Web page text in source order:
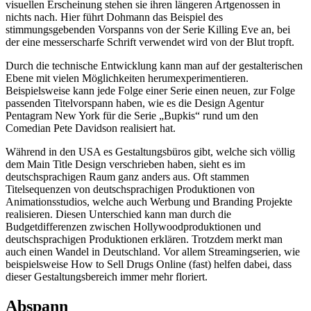
visuellen Erscheinung stehen sie ihren längeren Artgenossen in
nichts nach. Hier führt Dohmann das Beispiel des
stimmungsgebenden Vorspanns von der Serie Killing Eve an, bei
der eine messerscharfe Schrift verwendet wird von der Blut tropft.
Durch die technische Entwicklung kann man auf der gestalterischen
Ebene mit vielen Möglichkeiten herumexperimentieren.
Beispielsweise kann jede Folge einer Serie einen neuen, zur Folge
passenden Titelvorspann haben, wie es die Design Agentur
Pentagram New York für die Serie „Bupkis“ rund um den
Comedian Pete Davidson realisiert hat.
Während in den USA es Gestaltungsbüros gibt, welche sich völlig
dem Main Title Design verschrieben haben, sieht es im
deutschsprachigen Raum ganz anders aus. Oft stammen
Titelsequenzen von deutschsprachigen Produktionen von
Animationsstudios, welche auch Werbung und Branding Projekte
realisieren. Diesen Unterschied kann man durch die
Budgetdifferenzen zwischen Hollywoodproduktionen und
deutschsprachigen Produktionen erklären. Trotzdem merkt man
auch einen Wandel in Deutschland. Vor allem Streamingserien, wie
beispielsweise How to Sell Drugs Online (fast) helfen dabei, dass
dieser Gestaltungsbereich immer mehr floriert.
Abspann